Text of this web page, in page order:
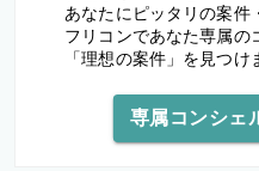
あなたにピッタリの案件
フリコンであなた専属の
「理想の案件」を見つけ
専属コンシェ